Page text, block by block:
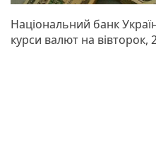
Національний банк
курси валют на вівторок,